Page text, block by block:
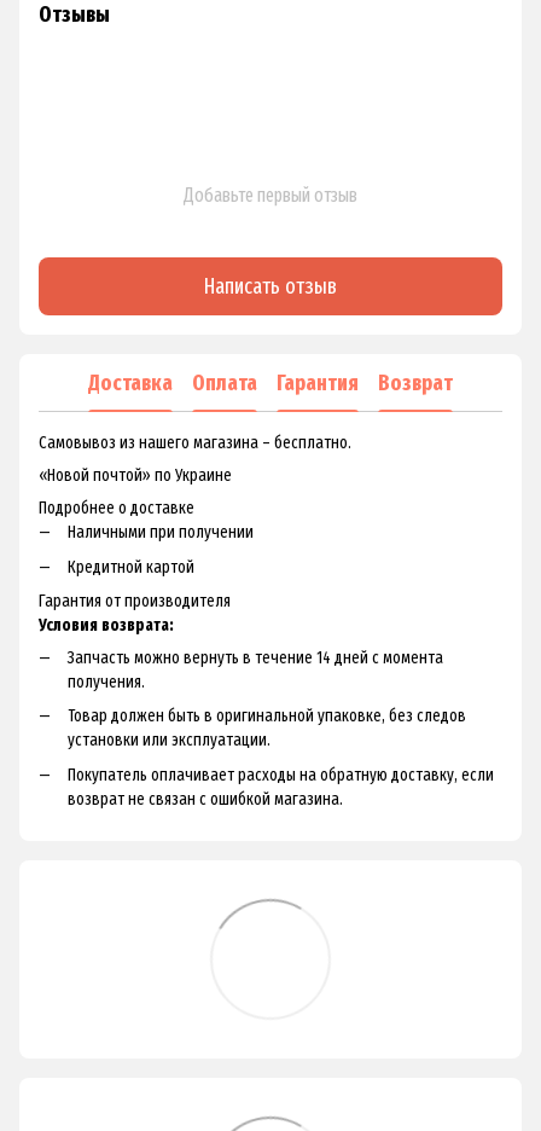
Отзывы
Добавьте первый отзыв
Написать отзыв
Доставка Оплата Гарантия Возврат
Самовывоз из нашего магазина – бесплатно.
«Новой почтой» по Украине
Подробнее о доставке
Наличными при получении
Кредитной картой
Гарантия от производителя
Условия возврата:
Запчасть можно вернуть в течение 14 дней с момента
получения.
Товар должен быть в оригинальной упаковке, без следов
установки или эксплуатации.
Покупатель оплачивает расходы на обратную доставку, если
возврат не связан с ошибкой магазина.